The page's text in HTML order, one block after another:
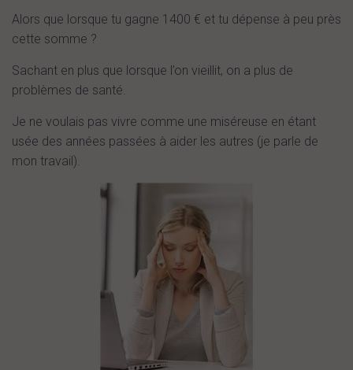
Alors que lorsque tu gagne 1400 € et tu dépense à peu près
cette somme ?
Sachant en plus que lorsque l’on vieillit, on a plus de
problèmes de santé.
Je ne voulais pas vivre comme une miséreuse en étant
usée des années passées à aider les autres (je parle de
mon travail).